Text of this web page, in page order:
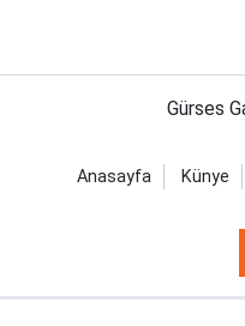
Gürses
Anasayfa Künye